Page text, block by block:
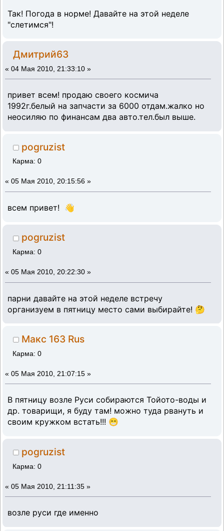
Так! Погода в норме! Давайте на этой неделе
"слетимся"!
Дмитрий63
« 04 Мая 2010, 21:33:10 »
привет всем! продаю своего космича
1992г.белый на запчасти за 6000 отдам.жалко но
неосиляю по финансам два авто.тел.был выше.
pogruzist
Карма: 0
« 05 Мая 2010, 20:15:56 »
всем привет! 👋
pogruzist
Карма: 0
« 05 Мая 2010, 20:22:30 »
парни давайте на этой неделе встречу
организуем в пятницу место сами выбирайте! 🤔
Макс 163 Rus
Карма: 0
« 05 Мая 2010, 21:07:15 »
В пятницу возле Руси собираются Тойото-воды и
др. товарищи, я буду там! можно туда рвануть и
своим кружком встать!!! 😁
pogruzist
Карма: 0
« 05 Мая 2010, 21:11:35 »
возле руси где именно